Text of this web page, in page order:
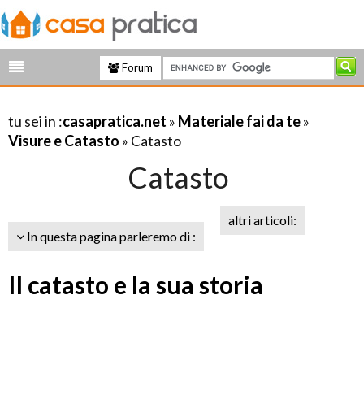
Forum
tu sei in :casapratica.net » Materiale fai da te»
Visure e Catasto » Catasto
Catasto
In questa pagina parleremo di :
altri articoli:
Il catasto e la sua storia